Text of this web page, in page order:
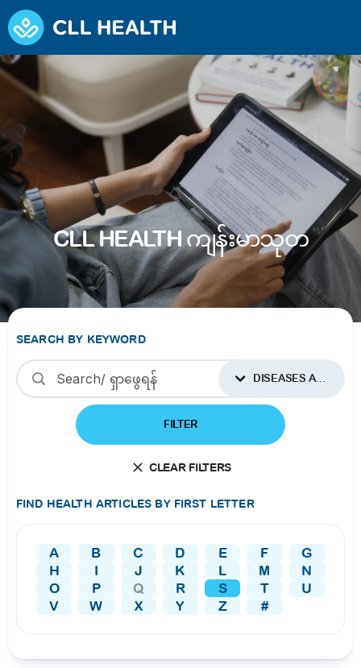
CLL HEALTH ကျန်းမာသုတ
SEARCH BY KEYWORD
DISEASES AND CONDITIONS
FILTER
CLEAR FILTERS
FIND HEALTH ARTICLES BY FIRST LETTER
A B C D E F
G
H
I J K L M
N
O
P Q R S T
U
V
W X Y Z #